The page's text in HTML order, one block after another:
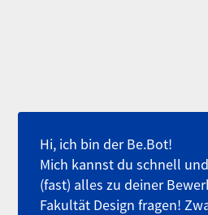
Hi, ich bin der Be.Bot!
Mich kannst du schnell
(fast) alles zu deiner
Fakultät Design fragen!